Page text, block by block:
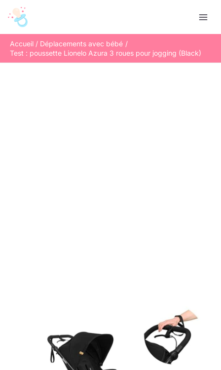
Accueil
Déplacements avec bébé
Test : poussette Lionelo Azura 3 roues pour jogging (Black)
e
c
h
e